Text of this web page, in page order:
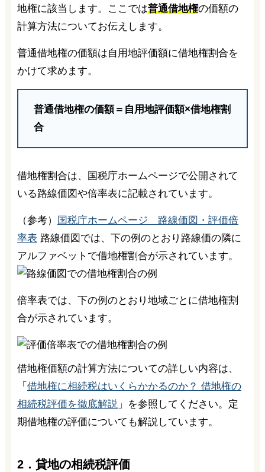
地権に該当します。ここでは普通借地権の価額の
計算方法についてお伝えします。
普通借地権の価額は自用地評価額に借地権割合を
かけて求めます。
普通借地権の価額＝自用地評価額×借地権割
合
借地権割合は、国税庁ホームページで公開されて
いる路線価図や倍率表に記載されています。
（参考）
国税庁ホームページ 路線価図・評価倍
率表 路線価図では、下の例のとおり路線価の隣に
アルファベットで借地権割合が示されています。
倍率表では、下の例のとおり地域ごとに借地権割
合が示されています。
借地権価額の計算方法についての詳しい内容は、
「 借地権に相続税はいくらかかるのか？ 借地権の
相続税評価を徹底解説 」を参照してください。定
期借地権の評価についても解説しています。
2．貸地の相続税評価